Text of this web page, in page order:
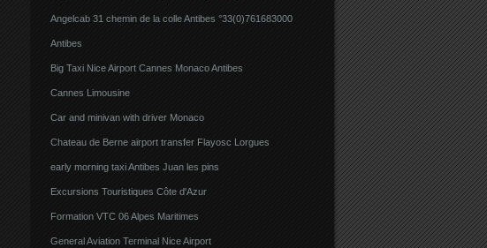
Angelcab 31 chemin de la colle Antibes °33(0)761683000
Antibes
Big Taxi Nice Airport Cannes Monaco Antibes
Cannes Limousine
Car and minivan with driver Monaco
Chateau de Berne airport transfer Flayosc Lorgues
early morning taxi Antibes Juan les pins
Excursions Touristiques Côte d'Azur
Formation VTC 06 Alpes Maritimes
General Aviation Terminal Nice Airport